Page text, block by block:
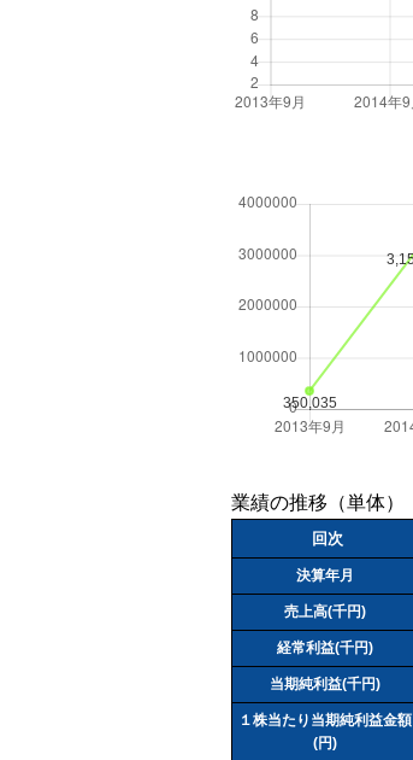
業績の推移（単体）
回次
決算年月
売上高(千円)
経常利益(千円)
当期純利益(千円)
１株当たり当期純利益金額
(円)